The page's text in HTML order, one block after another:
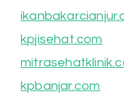
kpjisehat.com
kpbanjar.com